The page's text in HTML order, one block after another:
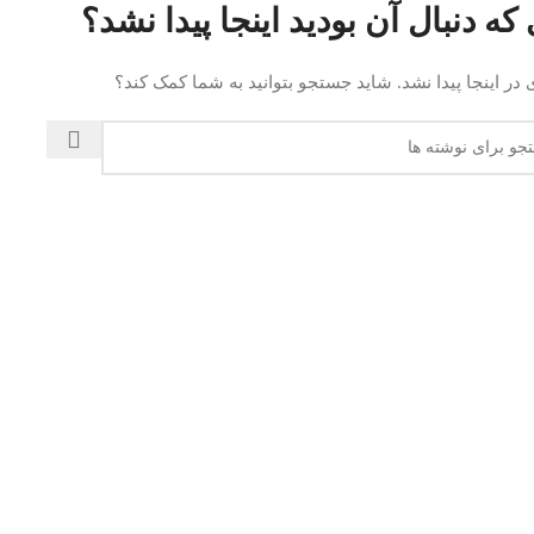
دنبال آن بودید اینجا پیدا نشد؟
در اینجا پیدا نشد. شاید جستجو بتوانید به شما کمک کند؟